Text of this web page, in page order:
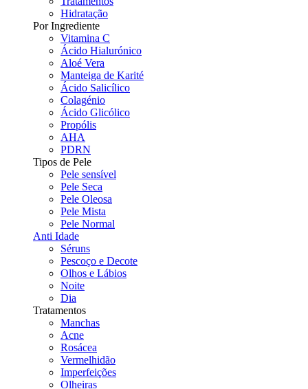
Hidratação
Por Ingrediente
Vitamina C
Ácido Hialurónico
Aloé Vera
Manteiga de Karité
Ácido Salicílico
Colagénio
Ácido Glicólico
Propólis
AHA
PDRN
Tipos de Pele
Pele sensível
Pele Seca
Pele Oleosa
Pele Mista
Pele Normal
Anti Idade
Séruns
Pescoço e Decote
Olhos e Lábios
Noite
Dia
Tratamentos
Manchas
Acne
Rosácea
Vermelhidão
Imperfeições
Olheiras